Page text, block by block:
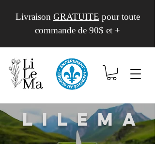
Livraison GRATUITE pour toute
commande de 90$ et +
Lilema